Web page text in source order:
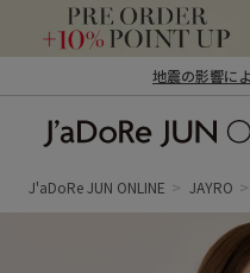
地震の影響に
ン オンライン）
J'aDoRe JUN ONLINE JAYRO